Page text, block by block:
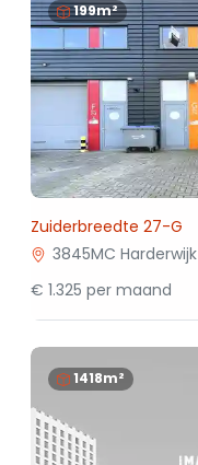
199m²
Zuiderbreedte 27-G
3845MC Harderwijk
€ 1.325 per maand
1418m²